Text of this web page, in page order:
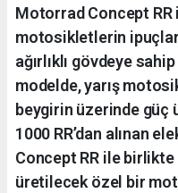
Motorrad Concept RR
motosikletlerin
ağırlıklı gövdeye
modelde, yarış
beygirin üzerinde güç
1000 RR’dan alınan
Concept RR ile birlikte
üretilecek özel bir